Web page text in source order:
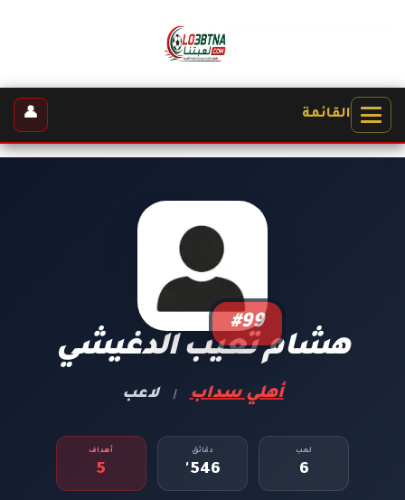
القائمة 👤
#99
هشام تعيب الدغيشي
أهلي سداب | لاعب
لعب
6
دقائق
546'
أهداف
5